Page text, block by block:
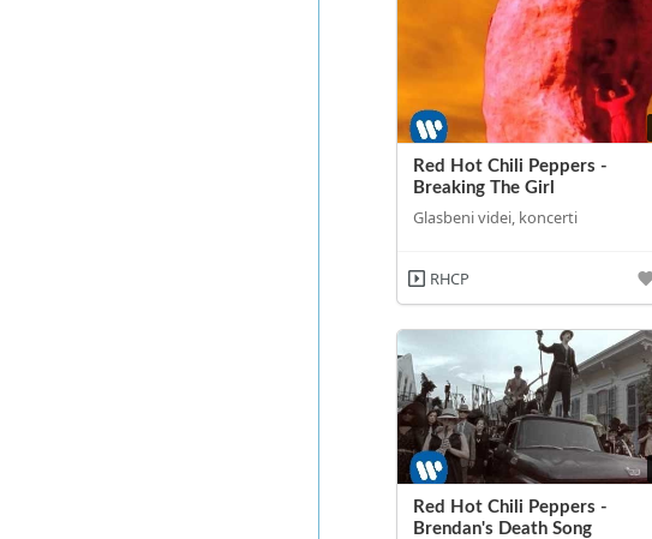
Red Hot Chili Peppers -
Breaking The Girl
Glasbeni videi, koncerti
RHCP
Red Hot Chili Peppers -
Brendan's Death Song